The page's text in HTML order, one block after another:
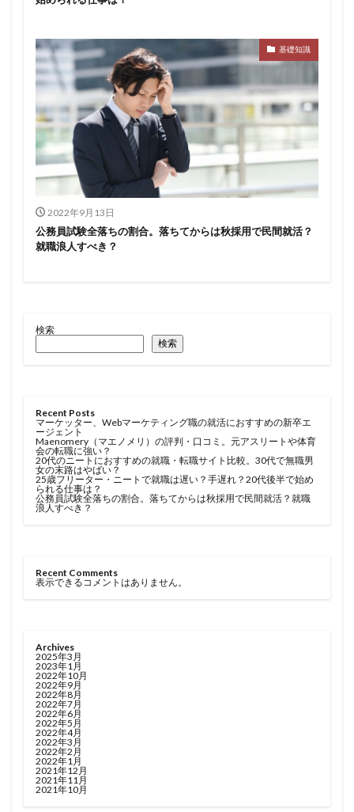
基礎知識
2022年9月13日
公務員試験全落ちの割合。落ちてからは秋採用で民間就活？
就職浪人すべき？
検索
検索
Recent Posts
マーケッター、Webマーケティング職の就活におすすめの新卒エ
ージェント
Maenomery（マエノメリ）の評判・口コミ。元アスリートや体育
会の転職に強い？
20代のニートにおすすめの就職・転職サイト比較。30代で無職男
女の末路はやばい？
25歳フリーター・ニートで就職は遅い？手遅れ？20代後半で始め
られる仕事は？
公務員試験全落ちの割合。落ちてからは秋採用で民間就活？就職
浪人すべき？
Recent Comments
表示できるコメントはありません。
Archives
2025年3月
2023年1月
2022年10月
2022年9月
2022年8月
2022年7月
2022年6月
2022年5月
2022年4月
2022年3月
2022年2月
2022年1月
2021年12月
2021年11月
2021年10月